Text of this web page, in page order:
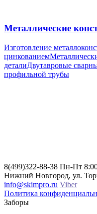
Металлические
Изготовление
цинкованием
деталиДвутавровые
профильной трубы
8(499)322-88-38 Пн-Пт
Нижний Новгород, ул.
info@skimpro.ru Viber
Политика
Заборы